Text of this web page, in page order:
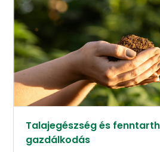
Talajegészség és
gazdálkodás